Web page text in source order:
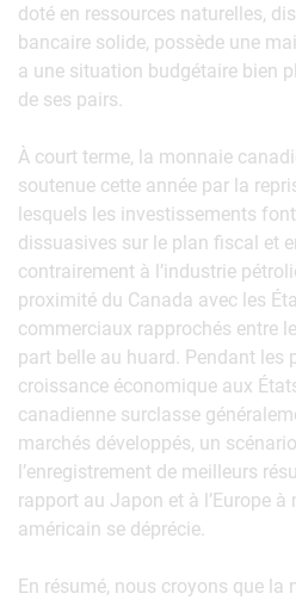
doté en ressources naturelles,
bancaire solide, possède une
a une situation budgétaire bien
de ses pairs.
À court terme, la monnaie
soutenue cette année par la
lesquels les investissements
dissuasives sur le plan fiscal et
contrairement à l’industrie
proximité du Canada avec les
commerciaux rapprochés entre
part belle au huard. Pendant les
croissance économique aux
canadienne surclasse
marchés développés, un
l’enregistrement de meilleurs
rapport au Japon et à l’Europe
américain se déprécie.
En résumé, nous croyons que